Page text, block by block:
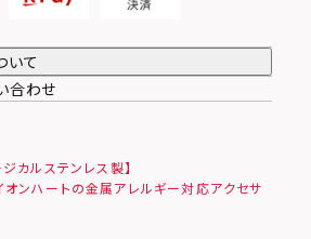
いて
合わせ
カルステンレス製】
オンハートの金属アレルギー対応アクセサ